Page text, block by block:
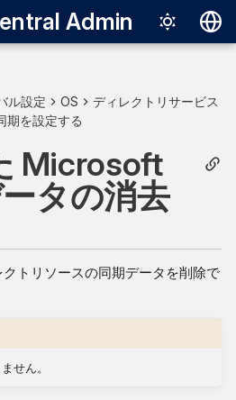
Admin
English
Français
Italiano
ル設定 OS
ディレクトリサービス
期を設定する
Microsoft
タの消去
トリソースの同期データを削除で
せん。